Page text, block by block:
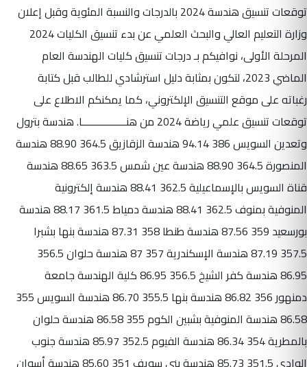
توقعات تنسيق هندسة 2024 بالدرجات والنسبة المئوية وقبل إعلان
وزارة التعليم العالي والبحث العلمي عن بدء تنسيق الكليات 2024
المرحلة الأولى، نوافيكم بـ درجات تنسيق كليات الهندسة العام
الماضي 2023، لتكون بمثابة دليل استرشادي للطالب قبل كتابة
رغباته على موقع التنسيق الإلكتروني، كما يمكنكم الاطلاع على
توقعات تنسيق علمي رياضة 2024 من هنــــــــــــــــا. هندسة بترول
وتعدين السويس 386 94.14 هندسة الزقازيق 364.5 88.90 هندسة
المنصورة 364.5 88.90 هندسة عين شمس 363.5 88.65 هندسة
قناة السويس بالإسماعيلية 362.5 88.41 هندسة إلكترونية
المنوفية بمنوف 362.5 88.41 هندسة دمياط 361.5 88.17 هندسة
بورسعيد 359 87.56 هندسة طنطا 358 87.31 هندسة بنها بشبرا
357.5 87.19 هندسة الإسكندرية 357 87 هندسة حلوان 356.5
86.95 هندسة كفر الشيخ 356.5 86.95 كلية الهندسة جامعة
دمنهور 356 86.82 هندسة بنها 355.5 86.70 هندسة السويس 355
86.58 هندسة المنوفية بشبين الكوم 355 86.58 هندسة حلوان
بالمطرية 354 86.34 هندسة الفيوم 352.5 85.97 هندسة جنوب
الوادي 351.5 85.73 هندسة بني سويف 351 85.60 هندسة أسوان